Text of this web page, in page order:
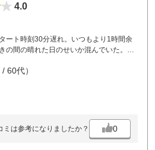
4.0
ート時刻30分遅れ。いつもより1時間余
の間の晴れた日のせいか混んでいた。GP
/ 60代）
ミは参考になりましたか？ 0